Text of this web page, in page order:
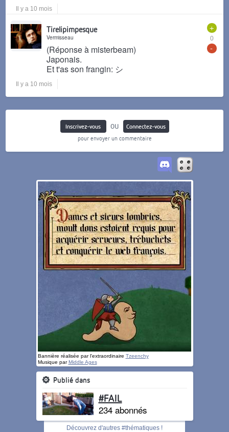
Il y a 10 mois
+
0
-
Tirelipimpesque
Vermisseau
(Réponse à misterbeam)
Japonais.
Et t'as son frangin: シ
Il y a 10 mois
Inscrivez-vous ou
Connectez-vous
pour envoyer un commentaire
Bannière réalisée par l'extraordinaire Tzeenchy
Musique parMiddle Ages
Publié dans
#FAIL
234 abonnés
Découvrez d'autres #thématiques !